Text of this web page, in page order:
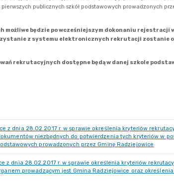
z dnia 28.02.2017 r. w sprawie określenia kryteriów
niezbędnych do potwierdzenia tych kryteriów w
prowadzonych przez Gminę Radziejowice
z dnia 28.02.2017 r. w sprawie określenia kryteriów
prowadzącym jest Gmina Radziejowice oraz